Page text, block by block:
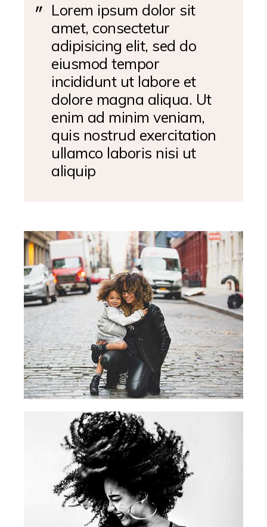
Lorem ipsum dolor sit
amet, consectetur
adipisicing elit, sed do
eiusmod tempor
incididunt ut labore et
dolore magna aliqua. Ut
enim ad minim veniam,
quis nostrud exercitation
ullamco laboris nisi ut
aliquip